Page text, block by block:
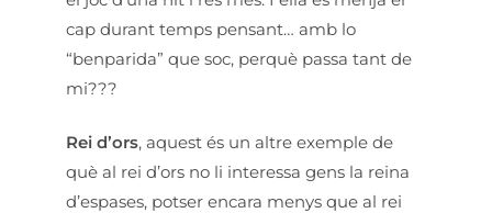
cap durant temps pensant… amb lo
“benparida” que soc, perquè passa tant de
mi???
Rei d’ors, aquest és un altre exemple de
què al rei d’ors no li interessa gens la reina
d’espases, potser encara menys que al rei